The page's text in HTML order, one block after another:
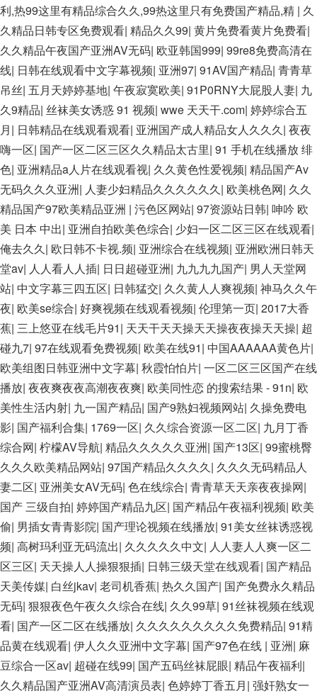
利,热99这里有精品综合久久,99热这里只有免费国产精品,精 | 久
久精品日韩专区免费观看| 精品久久99| 黄片免费看黄片免费看|
久久精品午夜国产亚洲AV无码| 欧亚韩国999| 99re8免费高清在
线| 日韩在线观看中文字幕视频| 亚洲97| 91AV国产精品| 青青草
吊丝| 五月天婷婷基地| 午夜寂寞欧美| 91P0RNY大屁股人妻| 九
久9精品| 丝袜美女诱惑 91 视频| wwe 天天干.com| 婷婷综合五
月| 日韩精品在线观看观看| 亚洲国产成人精品女人久久久| 夜夜
嗨一区| 国产一区二区三区久久精品太古里| 91 手机在线播放 绯
色| 亚洲精品a人片在线观看视| 久久黄色性爱视频| 精品国产Av
无码久久久亚洲| 人妻少妇精品久久久久久久| 欧美桃色网| 久久
精品国产97欧美精品亚洲 | 污色区网站| 97资源站日韩| 呻吟 欧
美 日本 中出| 亚洲自拍欧美色综合| 少妇一区二区三区在线观看|
俺去久久| 欧日韩不卡视.频| 亚洲综合在线视频| 亚洲欧洲日韩天
堂av| 人人看人人插| 日日超碰亚洲| 九九九九国产| 男人天堂网
站| 中文字幕三四五区| 日韩猛交| 久久黄人人爽视频| 神马久久午
夜| 欧美se综合| 好爽视频在线观看视频| 伦理第一页| 2017大香
蕉| 三上悠亚在线毛片91| 天天干天天操天天操夜夜操天天操| 超
碰九7| 97在线观看免费视频| 欧美在线91| 中国AAAAAA黄色片|
欧美组图日韩亚洲中文字幕| 秋霞怕怕片| 一区二区三区国产在线
播放| 夜夜爽夜夜高潮夜夜爽| 欧美同性恋 的搜索结果 - 91n| 欧
美性生活内射| 九一国产精品| 国产9熟妇视频网站| 久操免费电
影| 国产福利合集| 1769一区| 久久综合资源一区二区| 九月丁香
综合网| 柠檬AV导航| 精品久久久久久亚洲| 国产13区| 99蜜桃臀
久久久欧美精品网站| 97国产精品久久久久| 久久久无码精品人
妻二区| 亚洲美女AV无码| 色在线综合| 青青草天天亲夜夜操网|
国产 三级自拍| 婷婷国产精品九区| 国产精品午夜福利视频| 欧美
偷| 男插女青青影院| 国产理论视频在线播放| 91美女丝袜诱惑视
频| 高树玛利亚无码流出| 久久久久久中文| 人人妻人人爽一区二
区三区| 天天操人人操狠狠插| 日韩三级天堂在线观看| 国产精品
天美传媒| 白丝jkav| 老司机香蕉| 热久久国产| 国产免费永久精品
无码| 狠狠夜色午夜久久综合在线| 久久99草| 91丝袜视频在线观
看| 国产一区二区在线播放| 久久久久久久久久久免费精品| 91精
品黄在线观看| 伊人久久亚洲中文字幕| 国产97色在线 | 亚洲| 麻
豆综合一区av| 超碰在线99| 国产五码丝袜屁眼| 精品午夜福利|
久久精品国产亚洲AV高清演员表| 色婷婷丁香五月| 强奸熟女一